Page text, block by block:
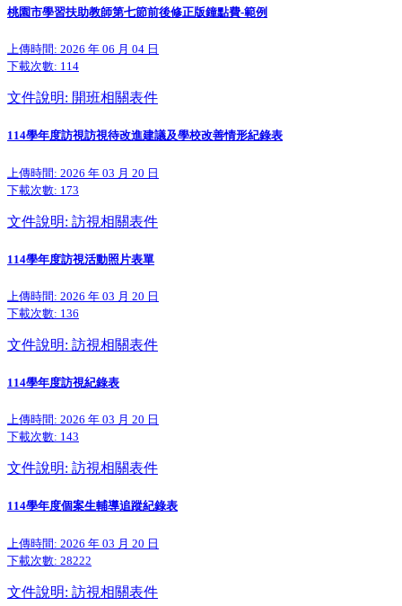
桃園市學習扶助教師第七節前後修正版鐘點費-範例
上傳時間: 2026 年 06 月 04 日
下載次數: 114
文件說明: 開班相關表件
114學年度訪視訪視待改進建議及學校改善情形紀錄表
上傳時間: 2026 年 03 月 20 日
下載次數: 173
文件說明: 訪視相關表件
114學年度訪視活動照片表單
上傳時間: 2026 年 03 月 20 日
下載次數: 136
文件說明: 訪視相關表件
114學年度訪視紀錄表
上傳時間: 2026 年 03 月 20 日
下載次數: 143
文件說明: 訪視相關表件
114學年度個案生輔導追蹤紀錄表
上傳時間: 2026 年 03 月 20 日
下載次數: 28222
文件說明: 訪視相關表件